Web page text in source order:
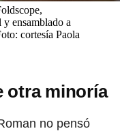
ensamblado a
cortesía Paola
otra minoría
no pensó